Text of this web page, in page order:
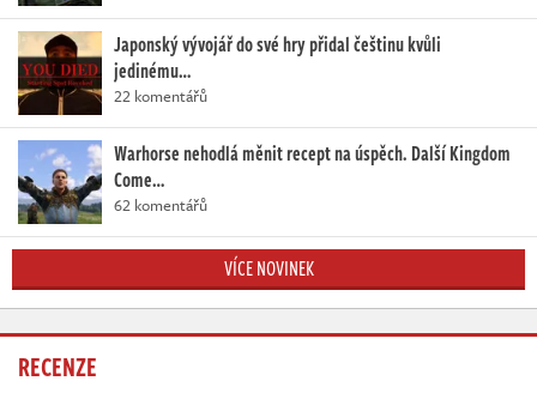
Japonský vývojář do své hry přidal češtinu kvůli
jedinému…
22 komentářů
Warhorse nehodlá měnit recept na úspěch. Další Kingdom
Come…
62 komentářů
VÍCE NOVINEK
RECENZE